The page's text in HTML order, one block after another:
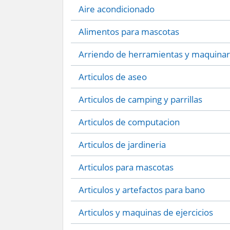
Aire acondicionado
Alimentos para mascotas
Arriendo de herramientas y
Articulos de aseo
Articulos de camping y parrillas
Articulos de computacion
Articulos de jardineria
Articulos para mascotas
Articulos y artefactos para bano
Articulos y maquinas de ejercicios